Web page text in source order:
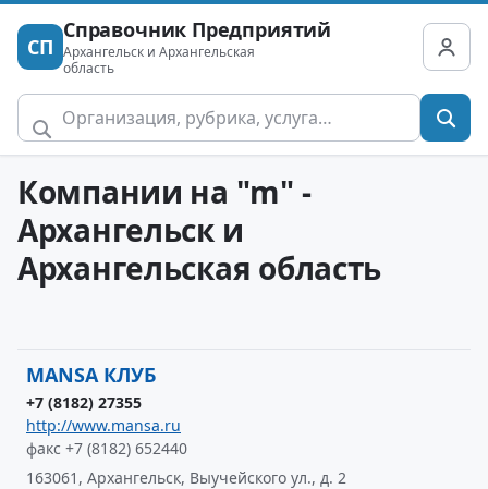
СП
Справочник Предприятий
Архангельск и Архангельская
область
Компании на "m" -
Архангельск и
Архангельская область
MANSA КЛУБ
+7 (8182) 27355
http://www.mansa.ru
факс +7 (8182) 652440
163061, Архангельск, Выучейского ул., д. 2